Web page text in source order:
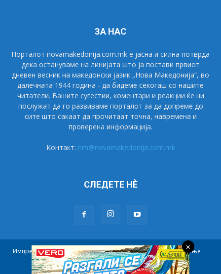
ЗА НАС
Порталот novamakedonija.com.mk е јасна и силна потврда
дека остануваме на линијата што ја постави првиот
дневен весник на македонски јазик „Нова Македонија“, во
далечната 1944 година - да бидеме секогаш со нашите
читатели. Вашите сугестии, коментари и реакции ќе ни
послужат да го развиваме порталот за да допреме до
сите што сакаат да прочитаат точна, навремена и
проверена информација.
Контакт: nm@novamakedonija.com.mk
СЛЕДЕТЕ НÈ
Импресум Маркетинг Претплата
Правила на користење
Контакт
×